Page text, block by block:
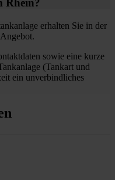
Rhein?
erhalten Sie in der
sowie eine kurze
(Tankart und
ein unverbindliches